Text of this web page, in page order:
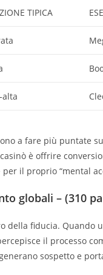
TIPICA
a fare più puntate
è offrire
il proprio “mental
globali – (310
fiducia. Quando
il processo
sospetto e